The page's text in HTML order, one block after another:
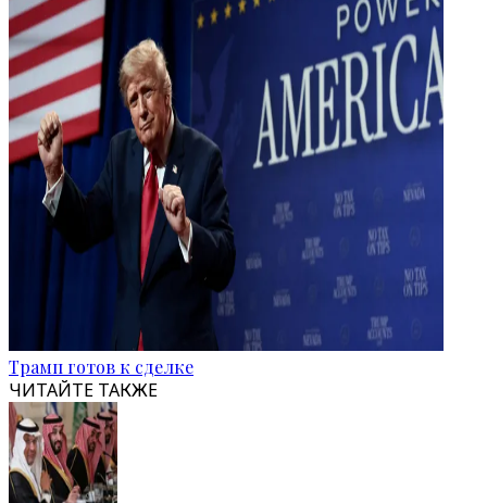
Трамп готов к сделке
ЧИТАЙТЕ ТАКЖЕ